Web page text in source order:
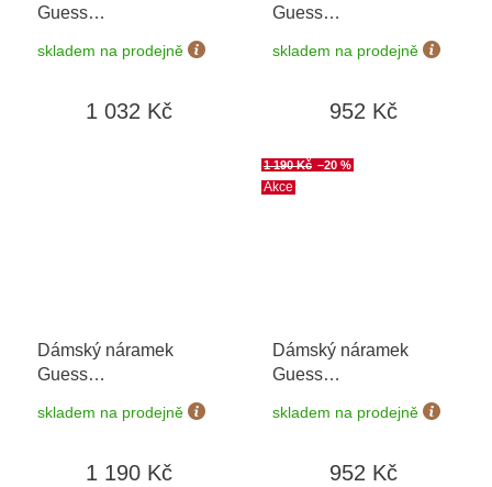
Guess
JUBB05039JWYGS
skladem na prodejně
1 032 Kč
Guess
JUBB04069JWYGS+
možnost výměny do 90
skladem na prodejně
952 Kč
Dámský náramek
Guess
JUBB06033JWYGS
skladem na prodejně
1 190 Kč
Akce
1 190 Kč –20 %
Dámský náramek
Guess
JUBB04053JWYGWHS
+ možnost výměny do
skladem na prodejně
952 Kč